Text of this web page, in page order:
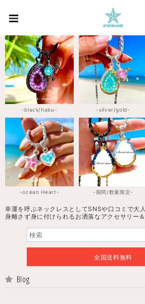
-black/habu- -silver/gold-
-ocean Heart- -期間/数量限定-
幸運を呼ぶネックレスとしてSNSや口コミで大
身離さず身に付けられるお洒落なアクセサリー
全国送料無料
Blog